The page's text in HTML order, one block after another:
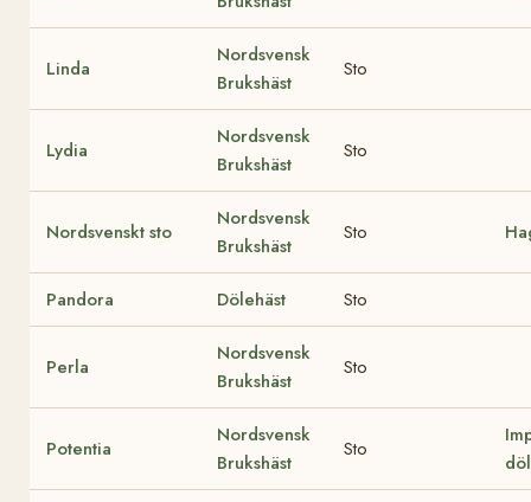
Linda
Nordsvensk
Brukshäst
Sto
Lydia
Nordsvensk
Brukshäst
Sto
Nordsvenskt sto
Nordsvensk
Brukshäst
Sto
Pandora Dölehäst Sto
Perla
Nordsvensk
Brukshäst
Sto
Potentia
Nordsvensk
Brukshäst
Sto